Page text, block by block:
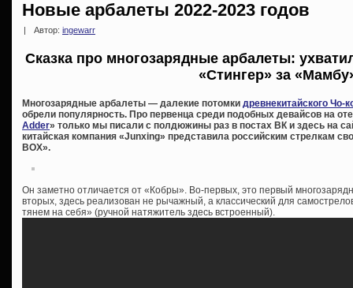
Новые арбалеты 2022-2023 годов
Автор: ingewarr
Сказка про многозарядные арбалеты:
«Стингер» за
Многозарядные арбалеты — далекие потомки древнекитайского Чо-
обрели популярность. Про первенца среди подобных девайсов на
Adder» только мы писали с полдюжины раз в постах ВК и здесь на
китайская компания «Junxing» представила российским стрелкам
BOX».
Он заметно отличается от «Кобры». Во-первых, это первый
вторых, здесь реализован не рычажный, а классический для
тянем на себя» (ручной натяжитель здесь встроенный).